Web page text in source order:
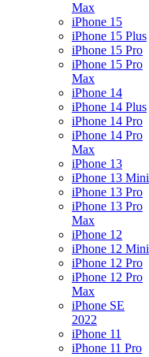
Max
iPhone 15
iPhone 15 Plus
iPhone 15 Pro
iPhone 15 Pro
Max
iPhone 14
iPhone 14 Plus
iPhone 14 Pro
iPhone 14 Pro
Max
iPhone 13
iPhone 13 Mini
iPhone 13 Pro
iPhone 13 Pro
Max
iPhone 12
iPhone 12 Mini
iPhone 12 Pro
iPhone 12 Pro
Max
iPhone SE
2022
iPhone 11
iPhone 11 Pro